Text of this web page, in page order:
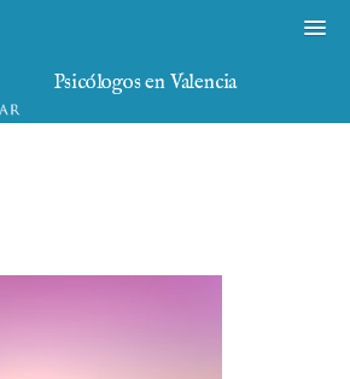
Psicólogos en Valencia